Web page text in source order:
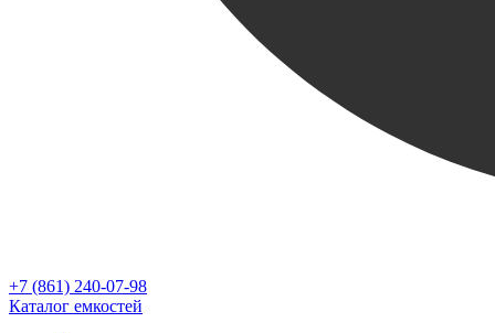
+7 (861) 240-07-98
Каталог емкостей